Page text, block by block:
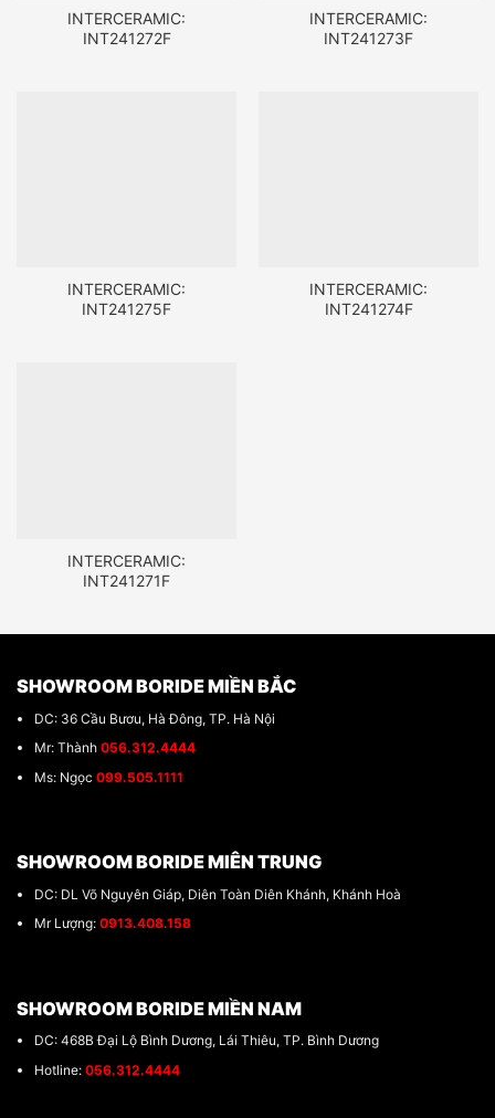
INTERCERAMIC:
INT241272F
INTERCERAMIC:
INT241273F
INTERCERAMIC:
INT241275F
INTERCERAMIC:
INT241274F
INTERCERAMIC:
INT241271F
SHOWROOM BORIDE MIỀN BẮC
DC: 36 Cầu Bươu, Hà Đông, TP. Hà Nội
Mr: Thành 056.312.4444
Ms: Ngọc 099.505.1111
SHOWROOM BORIDE MIÊN TRUNG
DC: DL Võ Nguyên Giáp, Diên Toàn Diên Khánh, Khánh Hoà
Mr Lượng: 0913.408.158
SHOWROOM BORIDE MIỀN NAM
DC: 468B Đại Lộ Bình Dương, Lái Thiêu, TP. Bình Dương
Hotline: 056.312.4444